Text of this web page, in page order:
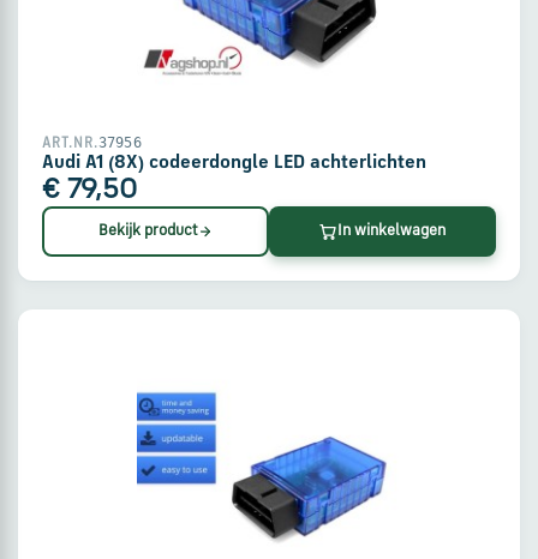
Stuur
een
e-
mail
links
ART.NR.37956
Audi A1 (8X) codeerdongle LED achterlichten
€ 79,50
Bekijk product In winkelwagen